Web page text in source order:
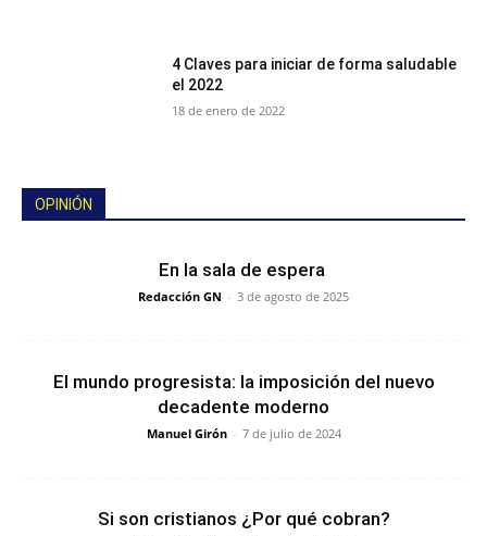
4 Claves para iniciar de forma saludable
el 2022
18 de enero de 2022
OPINIÓN
En la sala de espera
Redacción GN - 3 de agosto de 2025
El mundo progresista: la imposición del nuevo
decadente moderno
Manuel Girón - 7 de julio de 2024
Si son cristianos ¿Por qué cobran?